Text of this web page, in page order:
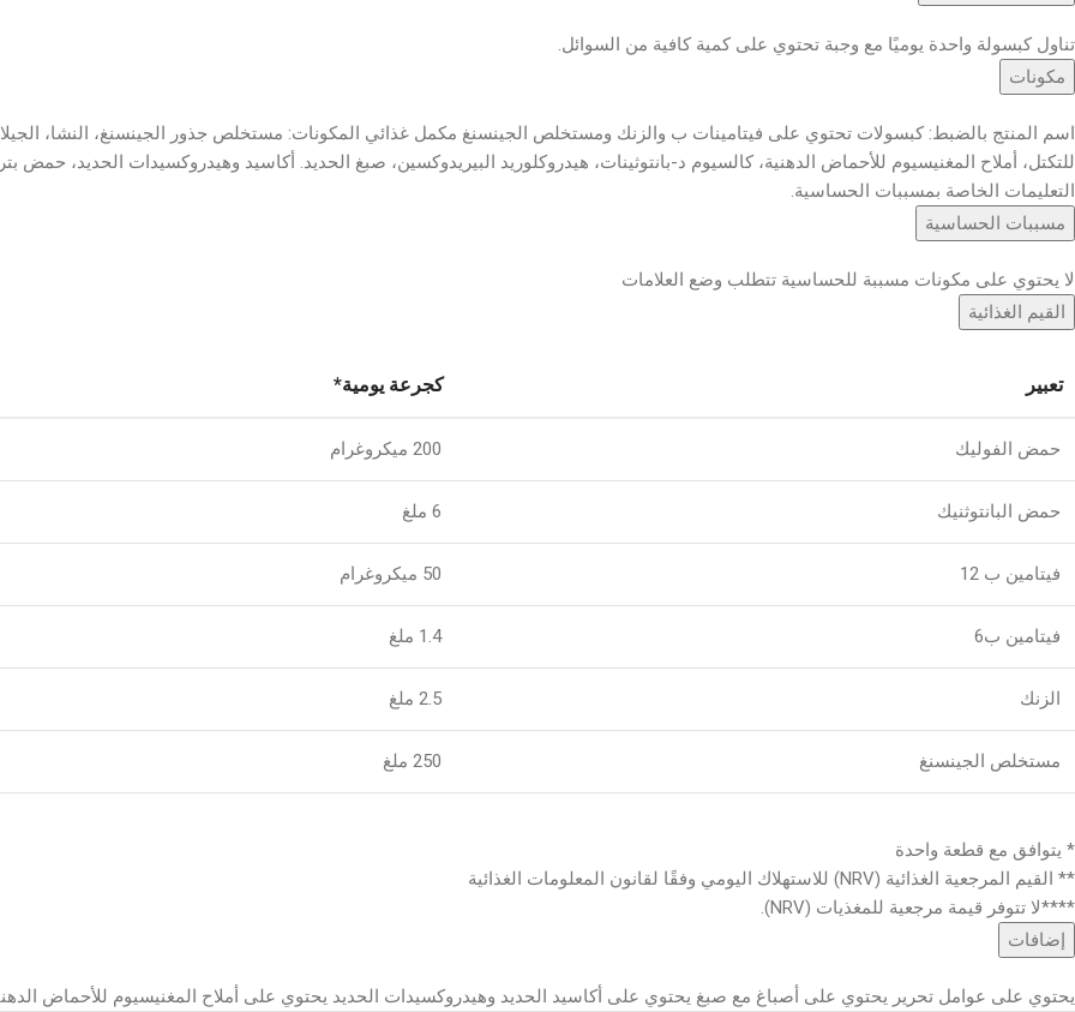
تناول كبسولة واحدة يوميًا مع وجبة تحتوي على كمية كافية من السوائل.
مكونات
اسم المنتج بالضبط: كبسولات تحتوي على فيتامينات ب والزنك ومستخلص الجينسنغ مكمل غذائي المكونات: مستخلص جذور الجينسنغ، النشا،
للتكتل، أملاح المغنيسيوم للأحماض الدهنية، كالسيوم د-بانتوثينات، هيدروكلوريد البيريدوكسين، صبغ الحديد. أكاسيد وهيدروكسيدات الحديد، حمض
التعليمات الخاصة بمسببات الحساسية.
مسببات الحساسية
لا يحتوي على مكونات مسببة للحساسية تتطلب وضع العلامات
القيم الغذائية
تعبير كجرعة يومية*
حمض الفوليك 200 ميكروغرام
حمض البانتوثنيك 6 ملغ
فيتامين ب 12 50 ميكروغرام
فيتامين ب6 1.4 ملغ
الزنك 2.5 ملغ
مستخلص الجينسنغ 250 ملغ
* يتوافق مع قطعة واحدة
** القيم المرجعية الغذائية (NRV) للاستهلاك اليومي وفقًا لقانون المعلومات الغذائية
****لا تتوفر قيمة مرجعية للمغذيات (NRV).
إضافات
يحتوي على عوامل تحرير يحتوي على أصباغ مع صبغ يحتوي على أكاسيد الحديد وهيدروكسيدات الحديد يحتوي على أملاح المغنيسيوم للأحماض